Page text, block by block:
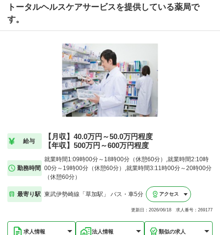
トータルヘルスケアサービスを提供している薬局で
す。
給与
【月収】40.0万円～50.0万円程度
【年収】500万円～600万円程度
勤務時間
就業時間1:09時00分～18時00分（休憩60分）,就業時間2:10時
00分～19時00分（休憩60分）,就業時間3:11時00分～20時00分
（休憩60分）
最寄り駅 東武伊勢崎線「草加駅」 バス・車5分 アクセス
更新日：2026/06/18 求人番号：269177
求人情報 法人情報 類似の求人